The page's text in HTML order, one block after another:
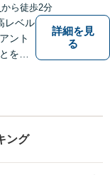
から徒歩2分
レベル
ント
を使
に精
す。
詳細を見
る
ング